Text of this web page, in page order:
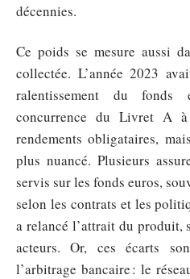
décennies.
Ce poids se mesure aussi
collectée. L’année 2023
ralentissement du
concurrence du Livret A
rendements obligataires,
plus nuancé. Plusieurs
servis sur les fonds euros,
selon les contrats et les
a relancé l’attrait du produit,
acteurs. Or, ces écarts
l’arbitrage bancaire : le